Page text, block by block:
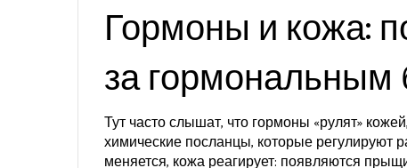
Гормоны и кожа:
за гормональным
Тут часто слышат, что гормоны «рулят»
химические посланцы, которые регулируют
меняется, кожа реагирует: появляются